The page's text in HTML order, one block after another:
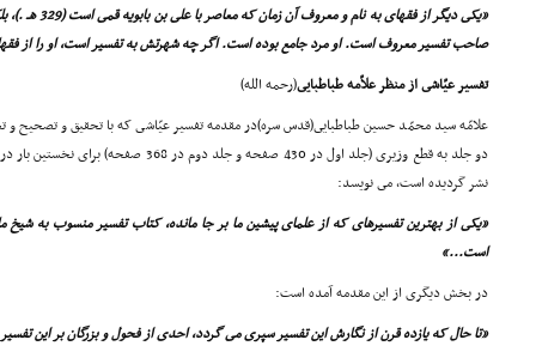
«یکى دیگر از
صاحب تفسیر معروف است. او مرد جامع بوده است. اگر چه شهرتش به تفسیر است، او را از
تفسیر عیّاشى از منظر علاّمه طباطبایى(رحمه الله)
علامّه سید محمّد حسین طباطبایى(قدس سره)در مقدمه تفسیر عیّاشى که با تحقیق و تصحیح و
نشر گردیده است، مى نویسد:
«یکى از بهترین تفسیرهاى که از علماى پیشین ما بر جا مانده، کتاب تفسیر منسوب به شیخ
است...»
در بخش دیگرى از این مقدمه آمده است:
«تا حال که یازده قرن از نگارش این تفسیر سپرى مى گردد، احدى از فحول و بزرگان بر این